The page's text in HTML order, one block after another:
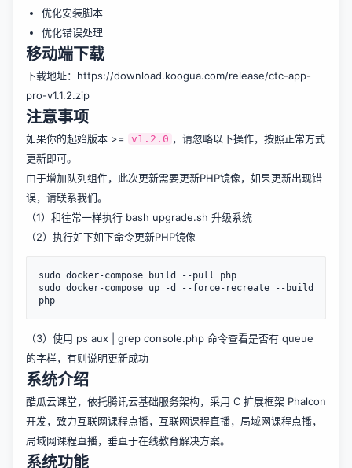
优化安装脚本
优化错误处理
移动端下载
下载地址： https://download.koogua.com/release/ctc-app-
pro-v1.1.2.zip
注意事项
如果你的起始版本 >= v1.2.0 ，请忽略以下操作，按照正常方式
更新即可。
由于增加队列组件，此次更新需要更新PHP镜像，如果更新出现错
误，请联系我们。
（1）和往常一样执行 bash upgrade.sh 升级系统
（2）执行如下如下命令更新PHP镜像
sudo docker-compose build --pull php
sudo docker-compose up -d --force-recreate --build
（3）使用 ps aux | grep console.php 命令查看是否有 queue
的字样，有则说明更新成功
系统介绍
酷瓜云课堂，依托腾讯云基础服务架构，采用 C 扩展框架 Phalcon
开发，致力互联网课程点播，互联网课程直播，局域网课程点播，
局域网课程直播，垂直于在线教育解决方案。
系统功能